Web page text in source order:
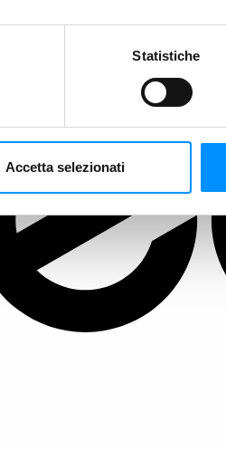
Statistiche
Accetta selezionati